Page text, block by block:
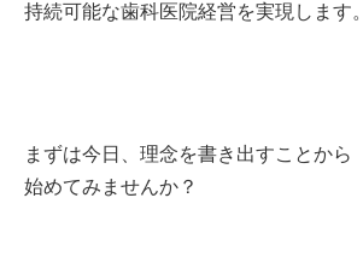
持続可能な歯科医院経営を実現します。
まずは今日、理念を書き出すことから
始めてみませんか？